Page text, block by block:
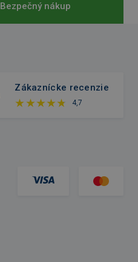
Bezpečný nákup
Zákaznícke recenzie
4,7